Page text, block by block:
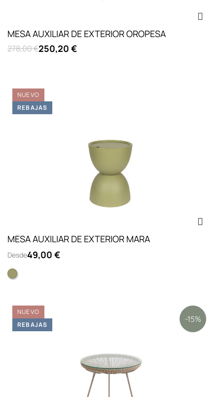
MESA AUXILIAR DE EXTERIOR OROPESA
278,00 €250,20 €
MESA AUXILIAR DE EXTERIOR MARA
Desde49,00 €
Verde
NUEVO
REBAJAS
NUEVO
-15%
REBAJAS